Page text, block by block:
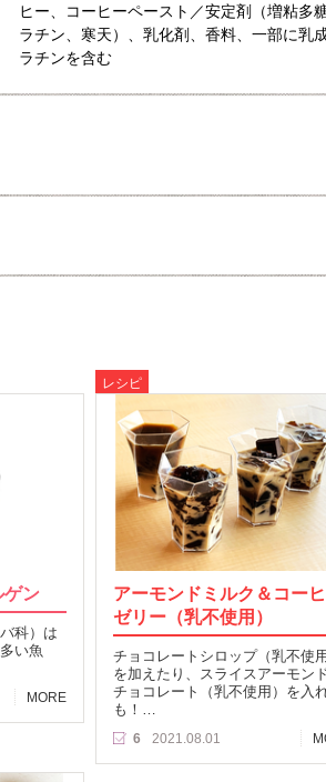
ヒー、コーヒーペースト／安定剤（増粘多
ラチン、寒天）、乳化剤、香料、一部に乳
ラチンを含む
ゲン
科）は
い魚
MORE
レシピ
アーモンドミルク＆コー
ゼリー（乳不使用）
チョコレートシロップ（乳不使用
を加えたり、スライスアーモンド
チョコレート（乳不使用）を入
も！…
6 2021.08.01